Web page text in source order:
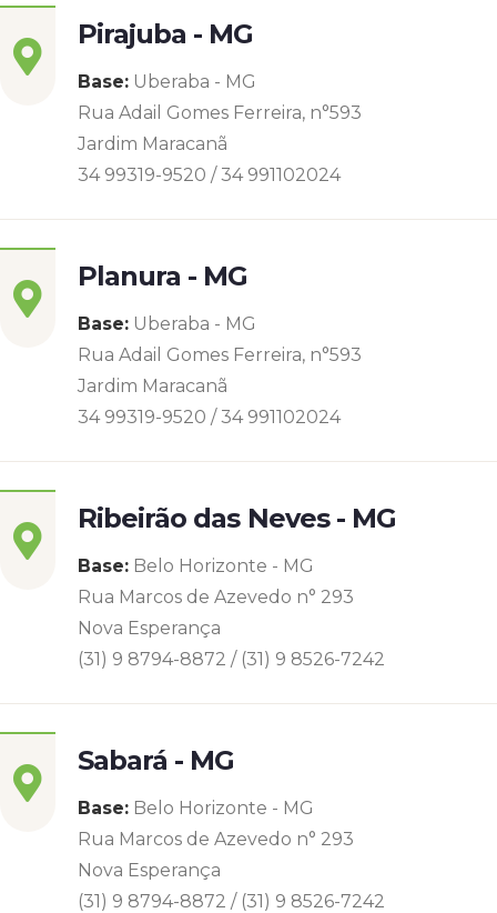
Pirajuba - MG
Base: Uberaba - MG
Rua Adail Gomes Ferreira, n°593
Jardim Maracanã
34 99319-9520 / 34 991102024
Planura - MG
Base: Uberaba - MG
Rua Adail Gomes Ferreira, n°593
Jardim Maracanã
34 99319-9520 / 34 991102024
Ribeirão das Neves - MG
Base: Belo Horizonte - MG
Rua Marcos de Azevedo n° 293
Nova Esperança
(31) 9 8794-8872 / (31) 9 8526-7242
Sabará - MG
Base: Belo Horizonte - MG
Rua Marcos de Azevedo n° 293
Nova Esperança
(31) 9 8794-8872 / (31) 9 8526-7242